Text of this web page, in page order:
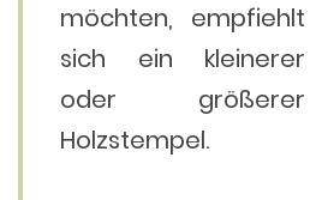
möchten, empfiehlt
sich ein kleinerer
oder größerer
Holzstempel.